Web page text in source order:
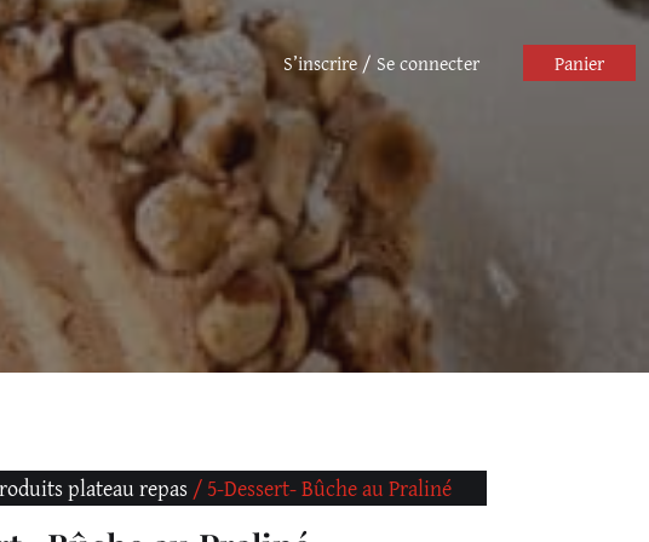
S’inscrire / Se connecter Panier
plateau repas/ 5-Dessert- Bûche au Praliné